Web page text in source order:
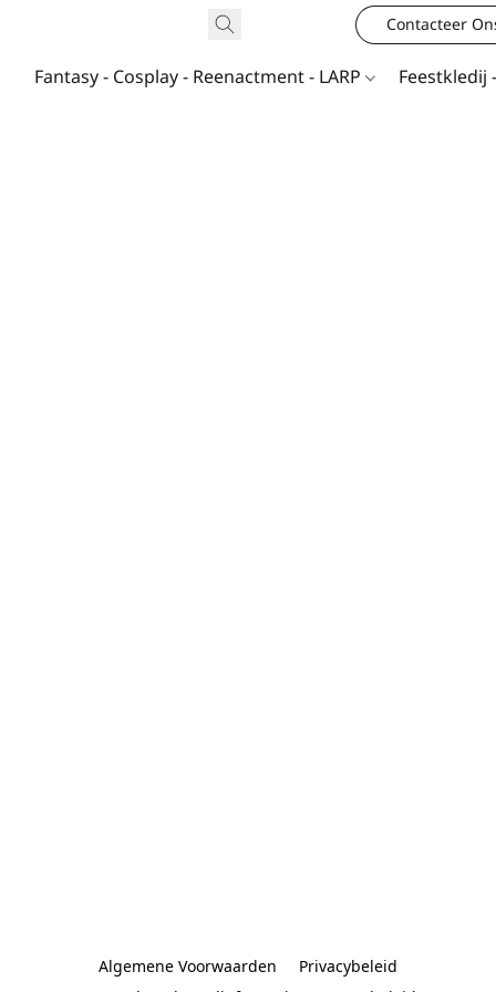
Contacteer
Fantasy - Cosplay - Reenactment - LARP Feestkledij
Algemene Voorwaarden
Privacybeleid